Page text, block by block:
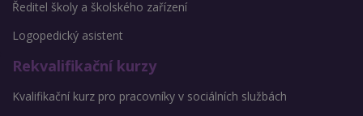
Ředitel školy a školského zařízení
Logopedický asistent
Rekvalifikační kurzy
Kvalifikační kurz pro pracovníky v sociálních službách